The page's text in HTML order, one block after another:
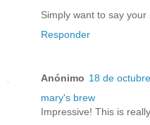
Simply want to say your
Responder
Anónimo 18 de
mary's brew
Impressive! This is